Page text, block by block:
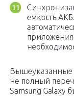
емкость
Вышеуказанные
не полный
Samsung Galaxy